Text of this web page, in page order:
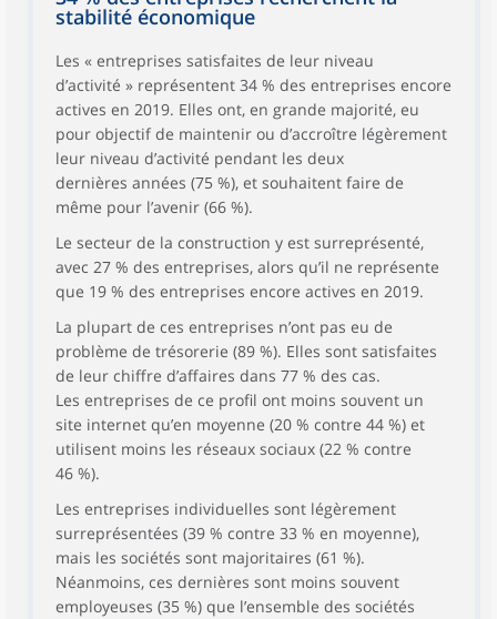
stabilité économique
Les « entreprises satisfaites de leur niveau
d’activité » représentent 34 % des entreprises encore
actives en 2019. Elles ont, en grande majorité, eu
pour objectif de maintenir ou d’accroître légèrement
leur niveau d’activité pendant les deux
dernières années (75 %), et souhaitent faire de
même pour l’avenir (66 %).
Le secteur de la construction y est surreprésenté,
avec 27 % des entreprises, alors qu’il ne représente
que 19 % des entreprises encore actives en 2019.
La plupart de ces entreprises n’ont pas eu de
problème de trésorerie (89 %). Elles sont satisfaites
de leur chiffre d’affaires dans 77 % des cas.
Les entreprises de ce profil ont moins souvent un
site internet qu’en moyenne (20 % contre 44 %) et
utilisent moins les réseaux sociaux (22 % contre
46 %).
Les entreprises individuelles sont légèrement
surreprésentées (39 % contre 33 % en moyenne),
mais les sociétés sont majoritaires (61 %).
Néanmoins, ces dernières sont moins souvent
employeuses (35 %) que l’ensemble des sociétés